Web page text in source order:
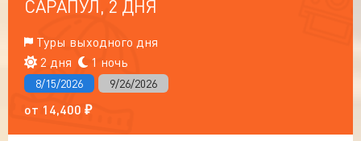
САРАПУЛ, 2 ДНЯ
Туры выходного дня
2 дня
1 ночь
8/15/2026 9/26/2026
от 14,400 ₽